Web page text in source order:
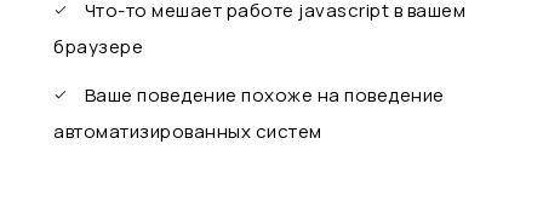
Что-то мешает работе javascript в вашем
браузере
Ваше поведение похоже на поведение
автоматизированных систем